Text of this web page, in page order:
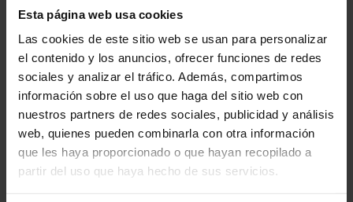
Esta página web usa cookies
Las cookies de este sitio web se usan para personalizar
el contenido y los anuncios, ofrecer funciones de redes
sociales y analizar el tráfico. Además, compartimos
información sobre el uso que haga del sitio web con
nuestros partners de redes sociales, publicidad y análisis
web, quienes pueden combinarla con otra información
que les haya proporcionado o que hayan recopilado a
partir del uso que haya hecho de sus servicios.
Excelencia y calidad​
Trabaja con nosotros​
Rincón del accionista​
Más HM Hospitales
Fundación HM​
Centro Universitario CUHMED​
Instituto HM Hospitales​